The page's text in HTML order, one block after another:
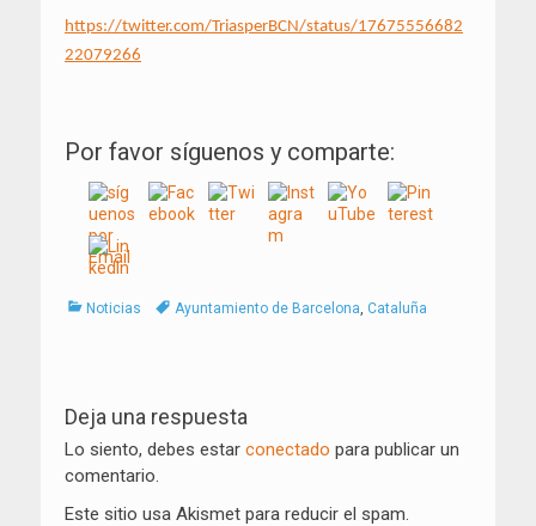
https://twitter.com/TriasperBCN/status/17675556682
22079266
Por favor síguenos y comparte:
Categorías
Noticias TagsAyuntamiento de Barcelona, Cataluña
de
entradas
Deja una respuesta
Lo siento, debes estar conectado para publicar un
comentario.
Este sitio usa Akismet para reducir el spam.